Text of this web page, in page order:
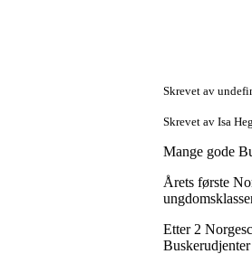
Skrevet av
Skrevet av Isa
Mange gode
Årets første
Etter 2